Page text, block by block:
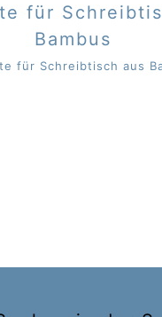
für
Bambus
für Schreibtisch aus